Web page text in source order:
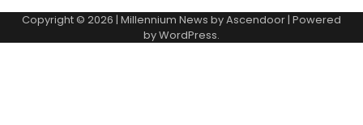
Copyright © 2026 | Millennium News byAscendoor | Powered
byWordPress.